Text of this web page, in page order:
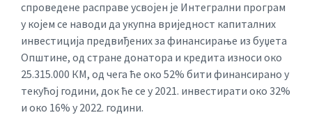
спроведене расправе усвојен је Интегрални програм
у којем се наводи да укупна вриједност капиталних
инвестиција предвиђених за финансирање из буџета
Општине, од стране донатора и кредита износи око
25.315.000 КМ, од чега ће окo 52% бити финансирано у
текућој години, док ће се у 2021. инвестирати око 32%
и око 16% у 2022. години.